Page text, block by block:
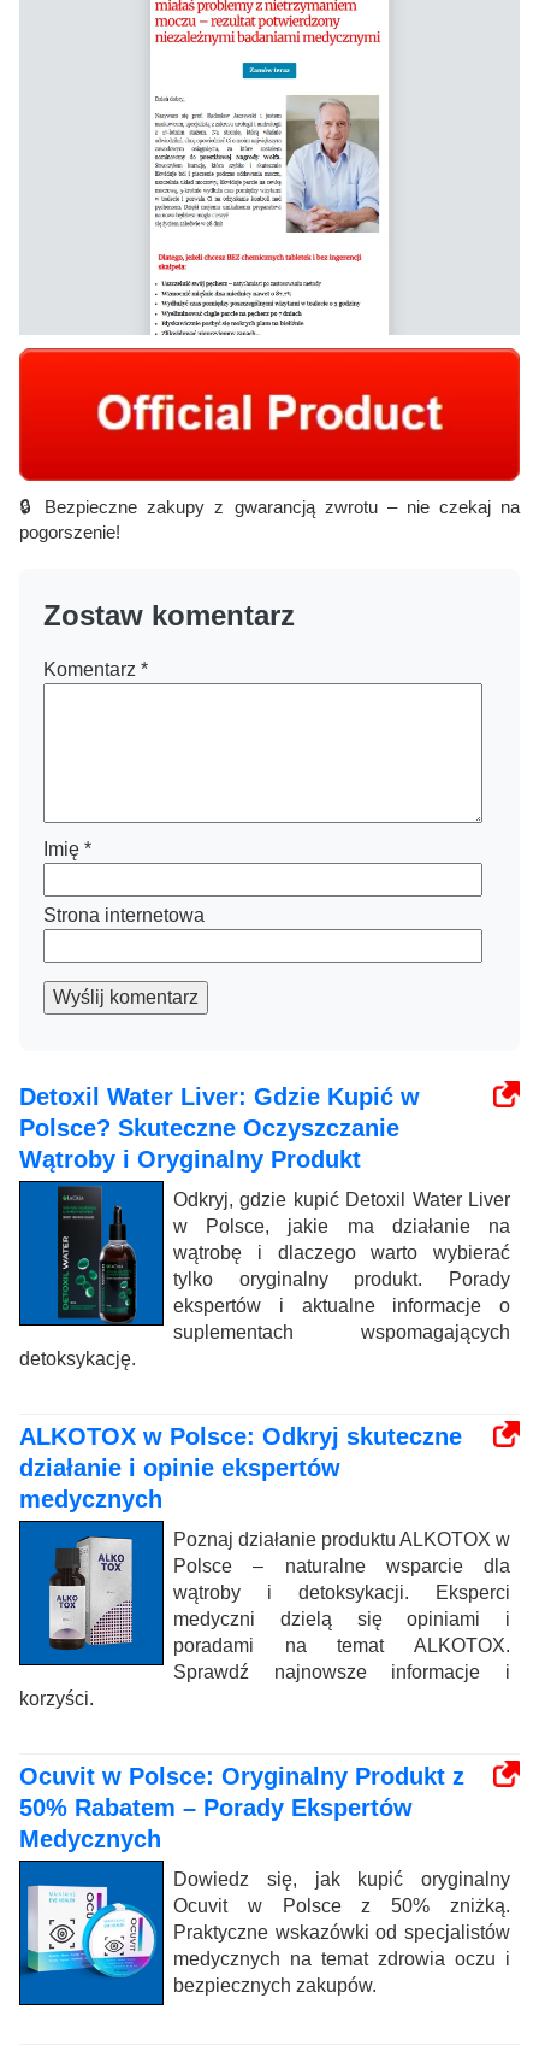
🔒 Bezpieczne zakupy z gwarancją zwrotu – nie czekaj na
pogorszenie!
Zostaw komentarz
Komentarz *
Imię *
Strona internetowa
Wyślij komentarz
Detoxil Water Liver: Gdzie Kupić w
Polsce? Skuteczne Oczyszczanie
Wątroby i Oryginalny Produkt
Odkryj, gdzie kupić Detoxil Water Liver
w Polsce, jakie ma działanie na
wątrobę i dlaczego warto wybierać
tylko oryginalny produkt. Porady
ekspertów i aktualne informacje o
suplementach wspomagających
detoksykację.
ALKOTOX w Polsce: Odkryj skuteczne
działanie i opinie ekspertów
medycznych
Poznaj działanie produktu ALKOTOX w
Polsce – naturalne wsparcie dla
wątroby i detoksykacji. Eksperci
medyczni dzielą się opiniami i
poradami na temat ALKOTOX.
Sprawdź najnowsze informacje i
korzyści.
Ocuvit w Polsce: Oryginalny Produkt z
50% Rabatem – Porady Ekspertów
Medycznych
Dowiedz się, jak kupić oryginalny
Ocuvit w Polsce z 50% zniżką.
Praktyczne wskazówki od specjalistów
medycznych na temat zdrowia oczu i
bezpiecznych zakupów.